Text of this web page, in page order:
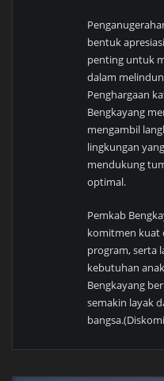
bentuk
penting untuk
dalam
Penghargaan
Bengkayang
mengambil
lingkungan
mendukung
optimal.
Pemkab
komitmen kuat
program, serta
kebutuhan
Bengkayang
semakin layak